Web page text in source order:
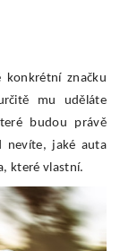
značku
mu uděláte
budou právě
nevíte, jaké auta
které vlastní.